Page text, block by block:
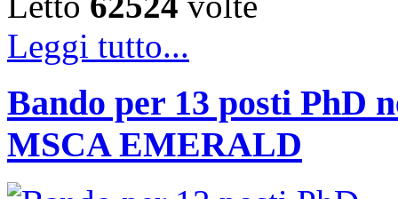
Leggi tutto...
Bando per 13 posti PhD
MSCA EMERALD